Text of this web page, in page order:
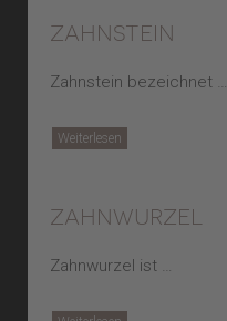
zahnstein
Zahnstein bezeichnet …
Weiterlesen
zahnwurzel
Zahnwurzel ist …